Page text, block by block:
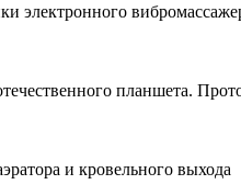
электронного
планшета.
и кровельного выхода